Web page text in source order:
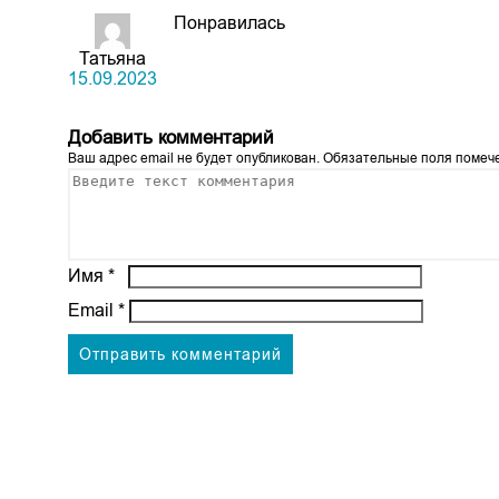
Татьяна
15.09.2023
Понравилась
Добавить комментарий
Ваш адрес email не будет опубликован. Обязательные поля
Имя*
Email*